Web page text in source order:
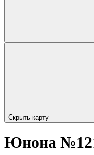
Скрыть карту
Юнона